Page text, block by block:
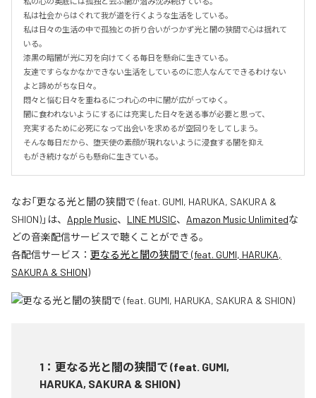
私は社会からはぐれて我が道を行くような生活をしている。
私は日々の生活の中で孤独との折り合いがつかず光と闇の狭間で心は揺れて
いる。
漆黒の暗闇が光に刃を向けてくる毎日を懸命に生きている。
友達ですらなかなかできない生活をしているのに恋人なんてできるわけない
よと諦めがちな日々。
悶々と悩む日々を重ねるにつれ心の中に闇が広がってゆく。
闇に食われないようにするには充実した日々を送る事が必要と思って、
充実するために必死になって出会いを求めるが空回りをしてしまう。
そんな毎日だから、堕天使の素顔が現れないように浸食する闇を抑え
もがき続けながらも懸命に生きている。
なお「更なる光と闇の狭間で (feat. GUMI, HARUKA, SAKURA &
SHION)」は、 Apple Music、 LINE MUSIC、 Amazon Music Unlimitedな
どの音楽配信サービスで聴くことができる。
各配信サービス： 更なる光と闇の狭間で (feat. GUMI, HARUKA,
SAKURA & SHION)
1 ： 更なる光と闇の狭間で (feat. GUMI,
HARUKA, SAKURA & SHION)